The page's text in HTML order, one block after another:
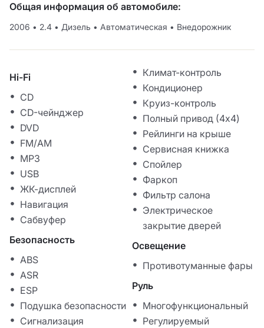
Общая информация об автомобиле:
2006 • 2.4 • Дизель • Автоматическая • Внедорожник
Hi-Fi
CD
CD-чейнджер
DVD
FM/AM
MP3
USB
ЖК-дисплей
Навигация
Сабвуфер
Безопасность
ABS
ASR
ESP
Подушка безопасности
Сигнализация
Климат-контроль
Кондиционер
Круиз-контроль
Полный привод (4x4)
Рейлинги на крыше
Сервисная книжка
Спойлер
Фаркоп
Фильтр салона
Электрическое
закрытие дверей
Освещение
Противотуманные фары
Руль
Многофункциональный
Регулируемый